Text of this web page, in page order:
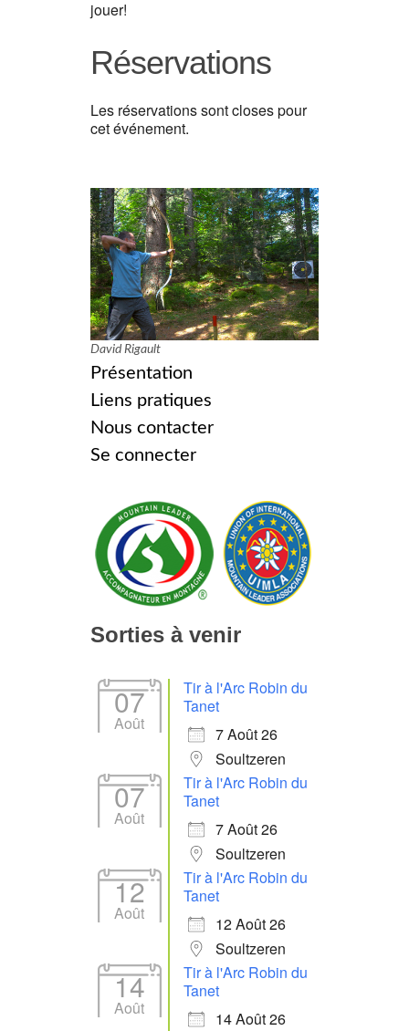
jouer!
Réservations
Les réservations sont closes pour
cet événement.
David Rigault
Présentation
Liens pratiques
Nous contacter
Se connecter
Sorties à venir
07
Août
Tir à l'Arc Robin du
Tanet
7 Août 26
Soultzeren
07
Août
Tir à l'Arc Robin du
Tanet
7 Août 26
Soultzeren
12
Août
Tir à l'Arc Robin du
Tanet
12 Août 26
Soultzeren
14
Août
Tir à l'Arc Robin du
Tanet
14 Août 26